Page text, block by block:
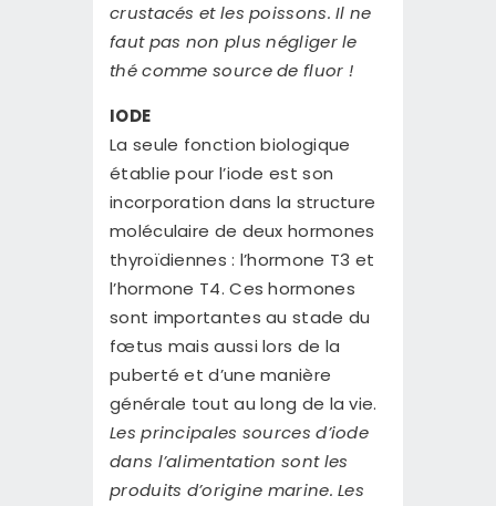
crustacés et les poissons. Il ne
faut pas non plus négliger le
thé comme source de fluor !
IODE
La seule fonction biologique
établie pour l’iode est son
incorporation dans la structure
moléculaire de deux hormones
thyroïdiennes : l’hormone T3 et
l’hormone T4. Ces hormones
sont importantes au stade du
fœtus mais aussi lors de la
puberté et d’une manière
générale tout au long de la vie.
Les principales sources d’iode
dans l’alimentation sont les
produits d’origine marine. Les